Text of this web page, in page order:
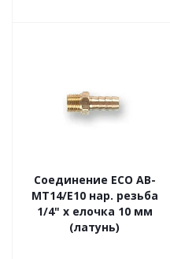
Соединение ECO AB-
MT14/E10 нар. резьба
1/4" х елочка 10 мм
(латунь)